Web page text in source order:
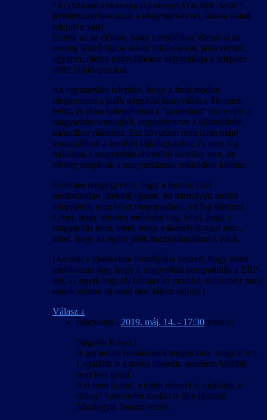
"d:\Steam\steamapps\common\STALKER-SHOC"
(értelemszerűen azzal a könyvtárnévvel, ahova nálad
telepítve van)
Ennek az az előnye, hogy telepítéskor ellenőrzi az
esetleg létező fájlok miatti ütközéseket, játékverziót,
egyebet, illetve eltávolításkor helyreállítja a telepítés
előtti fájlállapotokat.
Az egyszerűbb telepítés, hogy a fenti módon
megkeresed a játék telepítési könyvtárát a Steamen
belül, és abba belemásolod a “gamedata” könyvtárt a
magyarításcsomagból, engedélyezve a fájlfelülírást,
ha/amikor rákérdez. Ezt követően nem lehet majd
visszaállítani a korábbi fájlállapotokat, és nem fog
működni a magyarítás eltávolító eszköze sem, de
elvileg magának a magyarításnak működnie kellene.
Érdemes megjegyezni, hogy a fentiek csak
módosítatlan játéknál igazak, ha bármilyen modot
telepítettél, nem lehet megmondani, mi fog történni.
Lehet, hogy minden működni fog, lehet, hogy a
magyarítás nem, lehet, hogy valamelyik mod nem,
lehet, hogy az egész játék használhatatlanná válik.
(Az már a történelem homályába veszett, hogy miért
emlékszem úgy, hogy a magyarítás kompatibilis a ZRP-
vel, az egyik legjobb hibajavító moddal, miközben most
ennek semmi nyomát nem látom sajnos.)
Válasz ↓
Blackbird - 2019. máj. 14. - 17:30 szerint:
Nagyon Köszi:)
A gamedata bemásolása megoldotta, magyar lett.
Legalább is a próba sikerült, remélem később
sem lesz gond.
Azt nem tudod, a többi résznél is működik a
dolog? Szeretném azokat is újra játszani.
Mindegyik Steam verzió.